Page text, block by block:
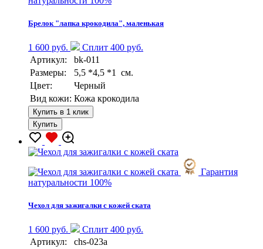
Брелок "лапка крокодила", маленькая
1 600 руб.
Сплит 400 руб.
Артикул:
bk-011
Размеры:
5,5 *4,5 *1 см.
Цвет:
Черный
Вид кожи: Кожа крокодила
Купить в 1 клик
Купить
Гарантия
натуральности 100%
Чехол для зажигалки с кожей ската
1 600 руб.
Сплит 400 руб.
Артикул:
chs-023a